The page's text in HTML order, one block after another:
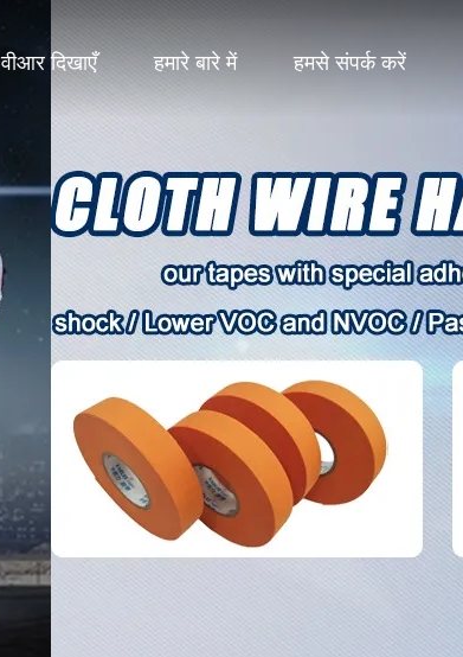
वीआर दिखाएँ हमारे बारे में हमसे संपर्क करें